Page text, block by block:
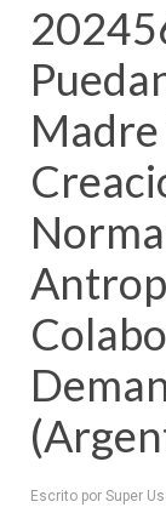
Escrito por Super